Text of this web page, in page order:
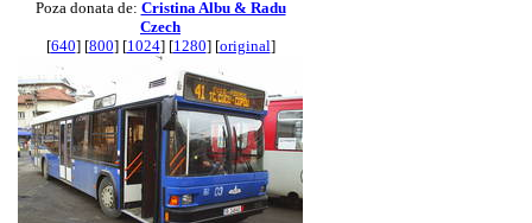
Poza donata de: Cristina Albu & Radu
Czech
[640] [800] [1024] [1280] [original]